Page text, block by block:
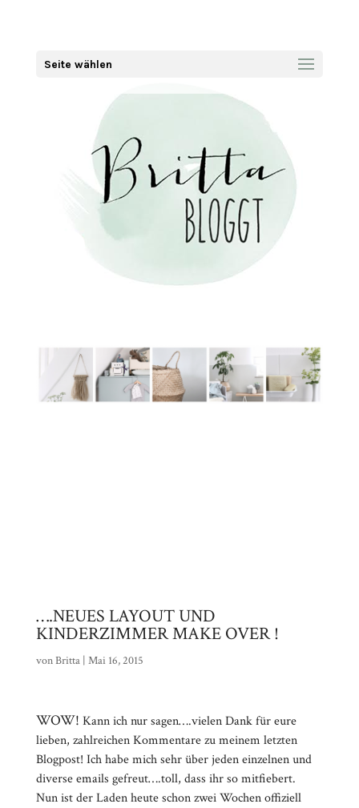
Seite wählen
….NEUES LAYOUT UND
KINDERZIMMER MAKE OVER !
vonBritta| Mai 16, 2015
WOW! Kann ich nur sagen….vielen Dank für eure
lieben, zahlreichen Kommentare zu meinem letzten
Blogpost! Ich habe mich sehr über jeden einzelnen und
diverse emails gefreut….toll, dass ihr so mitfiebert.
Nun ist der Laden heute schon zwei Wochen offiziell